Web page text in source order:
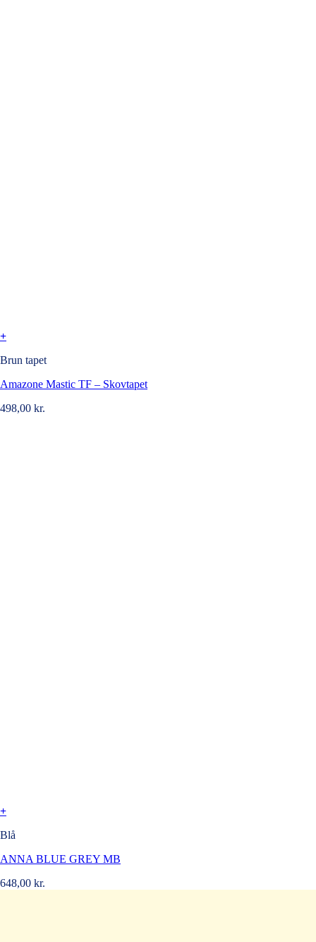
+
Brun tapet
Amazone Mastic TF – Skovtapet
498,00 kr.
+
Blå
ANNA BLUE GREY MB
648,00 kr.